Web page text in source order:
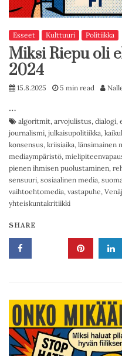
Esseet Kulttuuri Politiikka
Miksi Riepu oli
2024
15.8.2025 5 min read
…
algoritmit, arvojulistus, dialogi,
journalismi, julkaisupolitiikka,
konsensus, kriisiaika, länsimainen
mediaympäristö,
pienen ihmisen puolustaminen,
sensuuri, sosiaalinen media,
vaihtoehtomedia, vastapuhe,
yhteiskuntakritiikki
SHARE